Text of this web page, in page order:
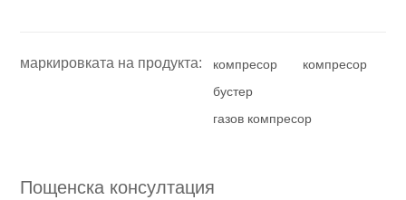
маркировката на продукта: компресор
компресор
бустер
газов компресор
Пощенска консултация